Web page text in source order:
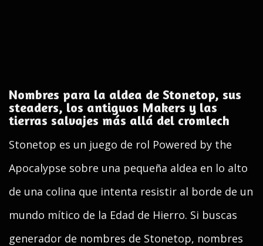
Nombres para la aldea de Stonetop, sus
steaders, los antiguos Makers y las
tierras salvajes más allá del cromlech
Stonetop es un juego de rol Powered by the
Apocalypse sobre una pequeña aldea en lo alto
de una colina que intenta resistir al borde de un
mundo mítico de la Edad de Hierro. Si buscas
generador de nombres de Stonetop, nombres